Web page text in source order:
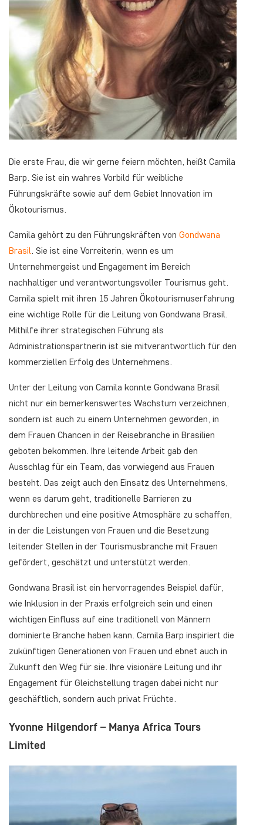
Die erste Frau, die wir gerne feiern möchten, heißt Camila
Barp. Sie ist ein wahres Vorbild für weibliche
Führungskräfte sowie auf dem Gebiet Innovation im
Ökotourismus.
Camila gehört zu den Führungskräften von Gondwana
Brasil. Sie ist eine Vorreiterin, wenn es um
Unternehmergeist und Engagement im Bereich
nachhaltiger und verantwortungsvoller Tourismus geht.
Camila spielt mit ihren 15 Jahren Ökotourismuserfahrung
eine wichtige Rolle für die Leitung von Gondwana Brasil.
Mithilfe ihrer strategischen Führung als
Administrationspartnerin ist sie mitverantwortlich für den
kommerziellen Erfolg des Unternehmens.
Unter der Leitung von Camila konnte Gondwana Brasil
nicht nur ein bemerkenswertes Wachstum verzeichnen,
sondern ist auch zu einem Unternehmen geworden, in
dem Frauen Chancen in der Reisebranche in Brasilien
geboten bekommen. Ihre leitende Arbeit gab den
Ausschlag für ein Team, das vorwiegend aus Frauen
besteht. Das zeigt auch den Einsatz des Unternehmens,
wenn es darum geht, traditionelle Barrieren zu
durchbrechen und eine positive Atmosphäre zu schaffen,
in der die Leistungen von Frauen und die Besetzung
leitender Stellen in der Tourismusbranche mit Frauen
gefördert, geschätzt und unterstützt werden.
Gondwana Brasil ist ein hervorragendes Beispiel dafür,
wie Inklusion in der Praxis erfolgreich sein und einen
wichtigen Einfluss auf eine traditionell von Männern
dominierte Branche haben kann. Camila Barp inspiriert die
zukünftigen Generationen von Frauen und ebnet auch in
Zukunft den Weg für sie. Ihre visionäre Leitung und ihr
Engagement für Gleichstellung tragen dabei nicht nur
geschäftlich, sondern auch privat Früchte.
Yvonne Hilgendorf – Manya Africa Tours
Limited